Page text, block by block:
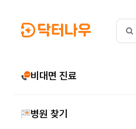
비대면 진료
병원 찾기